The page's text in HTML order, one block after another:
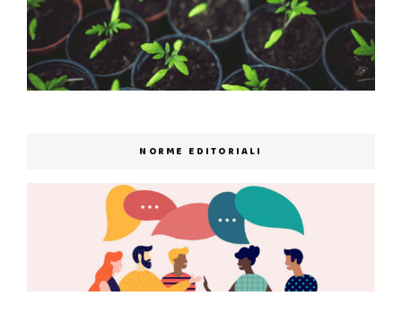
NORME EDITORIALI